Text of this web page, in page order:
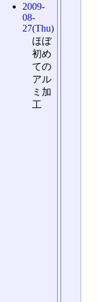
2009-
08-
27(Thu)
ほぼ
初め
ての
アル
ミ加
工